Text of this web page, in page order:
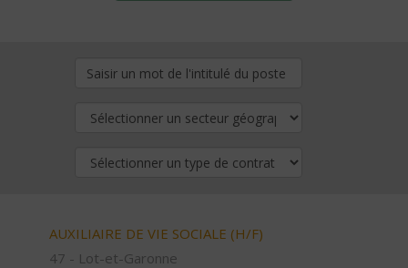
AUXILIAIRE DE VIE SOCIALE (H/F)
47 - Lot-et-Garonne